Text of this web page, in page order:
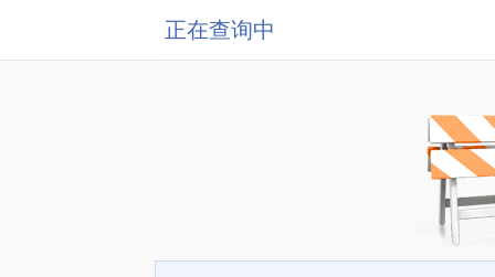
正在查询中